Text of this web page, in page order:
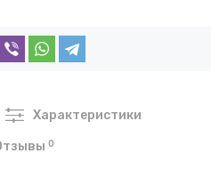
Характеристики
0